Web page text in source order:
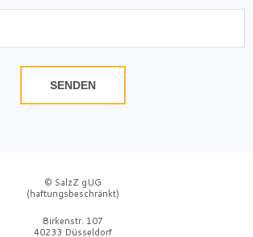
SENDEN
© SalzZ gUG
(haftungsbeschränkt)
Birkenstr. 107
40233 Düsseldorf